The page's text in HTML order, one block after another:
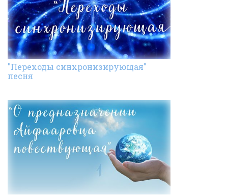
"Переходы синхронизирующая"
песня